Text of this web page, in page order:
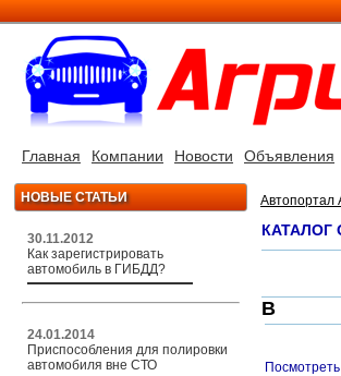
Главная Компании Новости Объявления
НОВЫЕ СТАТЬИ
30.11.2012
Как зарегистрировать
автомобиль в ГИБДД?
24.01.2014
Приспособления для полировки
автомобиля вне СТО
КАТАЛОГ
В